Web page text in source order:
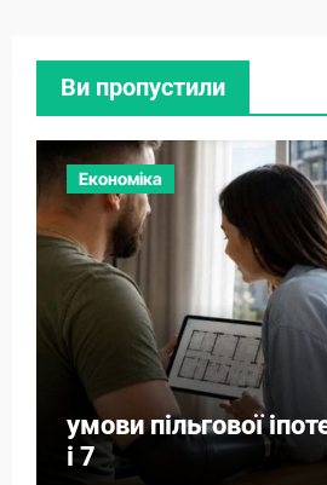
Ви пропустили
Економіка
умови пільгової
і 7